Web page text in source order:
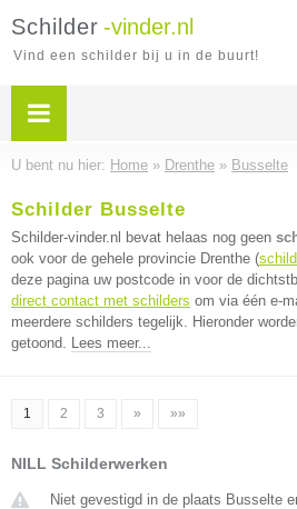
Schilder -vinder.nl
Vind een schilder bij u in de buurt!
U bent nu hier: Home » Drenthe » Busselte
Schilder Busselte
Schilder-vinder.nl bevat helaas nog geen
ook voor de gehele provincie Drenthe (
deze pagina uw postcode in voor de
direct contact met schilders om via één e-
meerdere schilders tegelijk. Hieronder
getoond. Lees meer...
1 2 3 » »»
NILL Schilderwerken
Niet gevestigd in de plaats Busselte